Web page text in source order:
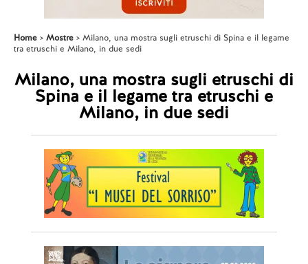
Home Mostre
Milano, una mostra sugli etruschi di Spina e il legame
tra etruschi e Milano, in due sedi
Milano, una mostra sugli etruschi di
Spina e il legame tra etruschi e
Milano, in due sedi